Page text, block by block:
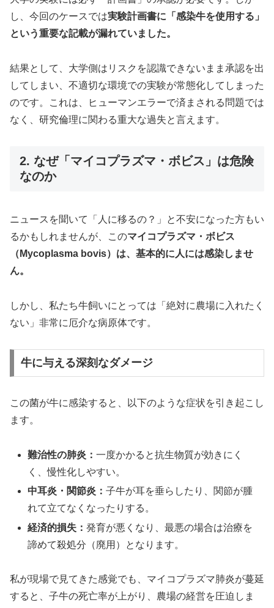
し、今回のケースでは実験計画書に「感染牛を使用する」
という重要な記載が漏れていました。
結果として、大学側はリスクを認識できないまま承認を出
してしまい、不適切な環境での実験が常態化してしまった
のです。これは、ヒューマンエラーで済まされる問題では
なく、研究倫理に関わる重大な過失と言えます。
2. なぜ「マイコプラズマ・ボビス」は危険
なのか
ニュースを聞いて「人に移るの？」と不安になった方もい
るかもしれませんが、このマイコプラズマ・ボビス
（Mycoplasma bovis）は、基本的に人には感染しませ
ん。
しかし、私たち牛飼いにとっては「絶対に農場に入れたく
ない」非常に厄介な病原体です。
牛に与える深刻なダメージ
この菌が牛に感染すると、以下のような症状を引き起こし
ます。
難治性の肺炎：一度かかると抗生物質が効きにく
く、慢性化しやすい。
中耳炎・関節炎：子牛が耳を垂らしたり、関節が腫
れて立てなくなったりする。
経済的損失：発育が悪くなり、最悪の場合は治療を
諦めて殺処分（廃用）となります。
私が現場で見てきた感覚でも、マイコプラズマ肺炎が蔓延
すると、子牛の死亡率が上がり、農場の経営を圧迫しま